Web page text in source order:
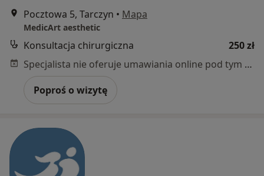
Pocztowa 5, Tarczyn • Mapa
MedicArt aesthetic
Konsultacja chirurgiczna
250 zł
Specjalista nie oferuje umawiania online pod tym adresem.
Poproś o wizytę